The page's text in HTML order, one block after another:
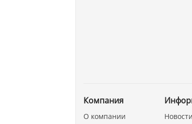
Компания
О компании
Новости